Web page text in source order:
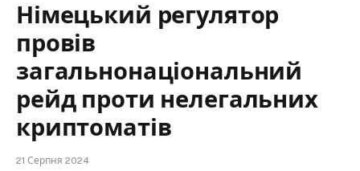
Німецький регулятор
провів
загальнонаціональний
рейд проти нелегальних
криптоматів
21 Серпня 2024